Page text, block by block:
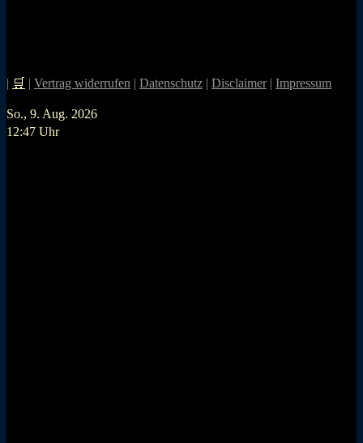
| 🛒 | Vertrag widerrufen | Datenschutz | Disclaimer| Impressum
So., 9. Aug. 2026
12:47 Uhr